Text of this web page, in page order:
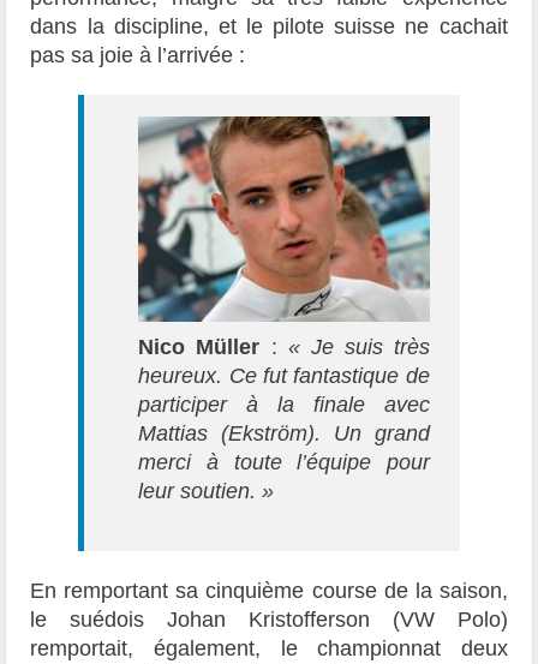
dans la discipline, et le pilote suisse ne cachait
pas sa joie à l’arrivée :
Nico Müller : « Je suis très
heureux. Ce fut fantastique de
participer à la finale avec
Mattias (Ekström). Un grand
merci à toute l’équipe pour
leur soutien. »
En remportant sa cinquième course de la saison,
le suédois Johan Kristofferson (VW Polo)
remportait, également, le championnat deux